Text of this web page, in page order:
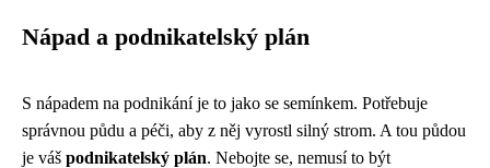
Nápad a podnikatelský plán
S nápadem na podnikání je to jako se semínkem. Potřebuje
správnou půdu a péči, aby z něj vyrostl silný strom. A tou půdou
je váš podnikatelský plán. Nebojte se, nemusí to být